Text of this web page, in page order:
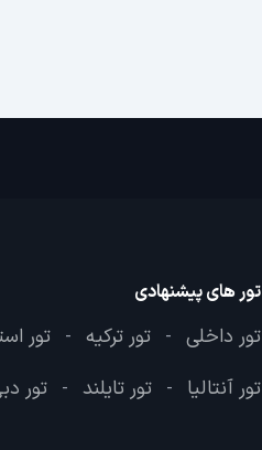
تور های پیشنهادی
تور داخلی - تور ترکیه - تور
تور آنتالیا - تور تایلند - تور